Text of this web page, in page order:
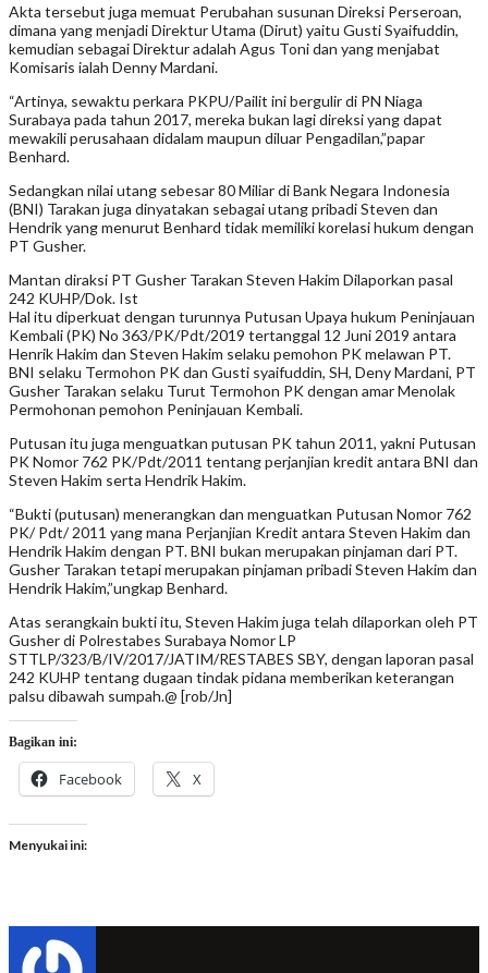
Akta tersebut juga memuat Perubahan susunan Direksi Perseroan,
dimana yang menjadi Direktur Utama (Dirut) yaitu Gusti Syaifuddin,
kemudian sebagai Direktur adalah Agus Toni dan yang menjabat
Komisaris ialah Denny Mardani.
“Artinya, sewaktu perkara PKPU/Pailit ini bergulir di PN Niaga
Surabaya pada tahun 2017, mereka bukan lagi direksi yang dapat
mewakili perusahaan didalam maupun diluar Pengadilan,”papar
Benhard.
Sedangkan nilai utang sebesar 80 Miliar di Bank Negara Indonesia
(BNI) Tarakan juga dinyatakan sebagai utang pribadi Steven dan
Hendrik yang menurut Benhard tidak memiliki korelasi hukum dengan
PT Gusher.
Mantan diraksi PT Gusher Tarakan Steven Hakim Dilaporkan pasal
242 KUHP/Dok. Ist
Hal itu diperkuat dengan turunnya Putusan Upaya hukum Peninjauan
Kembali (PK) No 363/PK/Pdt/2019 tertanggal 12 Juni 2019 antara
Henrik Hakim dan Steven Hakim selaku pemohon PK melawan PT.
BNI selaku Termohon PK dan Gusti syaifuddin, SH, Deny Mardani, PT
Gusher Tarakan selaku Turut Termohon PK dengan amar Menolak
Permohonan pemohon Peninjauan Kembali.
Putusan itu juga menguatkan putusan PK tahun 2011, yakni Putusan
PK Nomor 762 PK/Pdt/2011 tentang perjanjian kredit antara BNI dan
Steven Hakim serta Hendrik Hakim.
“Bukti (putusan) menerangkan dan menguatkan Putusan Nomor 762
PK/ Pdt/ 2011 yang mana Perjanjian Kredit antara Steven Hakim dan
Hendrik Hakim dengan PT. BNI bukan merupakan pinjaman dari PT.
Gusher Tarakan tetapi merupakan pinjaman pribadi Steven Hakim dan
Hendrik Hakim,”ungkap Benhard.
Atas serangkain bukti itu, Steven Hakim juga telah dilaporkan oleh PT
Gusher di Polrestabes Surabaya Nomor LP
STTLP/323/B/IV/2017/JATIM/RESTABES SBY, dengan laporan pasal
242 KUHP tentang dugaan tindak pidana memberikan keterangan
palsu dibawah sumpah.@ [rob/Jn]
Bagikan ini:
Facebook X
Menyukai ini: